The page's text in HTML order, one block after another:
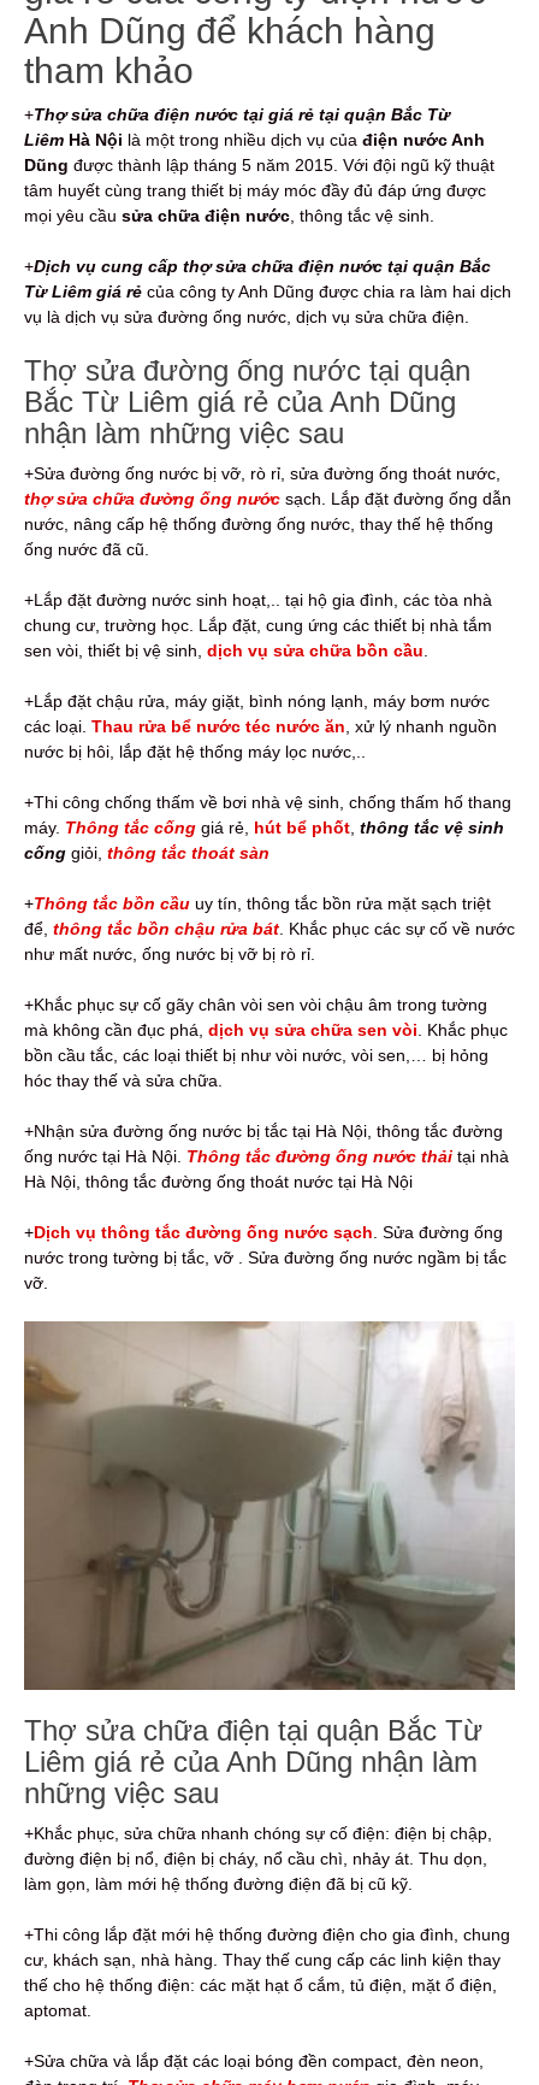
Anh Dũng để khách hàng
tham khảo
+Thợ sửa chữa điện nước tại giá rẻ tại quận Bắc Từ
Liêm Hà Nội là một trong nhiều dịch vụ của điện nước Anh
Dũng được thành lập tháng 5 năm 2015. Với đội ngũ kỹ thuật
tâm huyết cùng trang thiết bị máy móc đầy đủ đáp ứng được
mọi yêu cầu sửa chữa điện nước , thông tắc vệ sinh.
+Dịch vụ cung cấp thợ sửa chữa điện nước tại quận Bắc
Từ Liêm giá rẻ của công ty Anh Dũng được chia ra làm hai dịch
vụ là dịch vụ sửa đường ống nước, dịch vụ sửa chữa điện.
Thợ sửa đường ống nước tại quận
Bắc Từ Liêm giá rẻ của Anh Dũng
nhận làm những việc sau
+Sửa đường ống nước bị vỡ, rò rỉ, sửa đường ống thoát nước,
thợ sửa chữa đường ống nước sạch. Lắp đặt đường ống dẫn
nước, nâng cấp hệ thống đường ống nước, thay thế hệ thống
ống nước đã cũ.
+Lắp đặt đường nước sinh hoạt,.. tại hộ gia đình, các tòa nhà
chung cư, trường học. Lắp đặt, cung ứng các thiết bị nhà tắm
sen vòi, thiết bị vệ sinh, dịch vụ sửa chữa bồn cầu
+Lắp đặt chậu rửa, máy giặt, bình nóng lạnh, máy bơm nước
các loại. Thau rửa bể nước téc nước ăn , xử lý nhanh nguồn
nước bị hôi, lắp đặt hệ thống máy lọc nước,..
+Thi công chống thấm về bơi nhà vệ sinh, chống thấm hố thang
máy. Thông tắc cống giá rẻ, hút bể phốt thông tắc vệ sinh
cống giỏi, thông tắc thoát sàn
+Thông tắc bồn cầu uy tín, thông tắc bồn rửa mặt sạch triệt
để, thông tắc bồn chậu rửa bát . Khắc phục các sự cố về nước
như mất nước, ống nước bị vỡ bị rò rỉ.
+Khắc phục sự cố gãy chân vòi sen vòi chậu âm trong tường
mà không cần đục phá, dịch vụ sửa chữa sen vòi . Khắc phục
bồn cầu tắc, các loại thiết bị như vòi nước, vòi sen,… bị hỏng
hóc thay thế và sửa chữa.
+Nhận sửa đường ống nước bị tắc tại Hà Nội, thông tắc đường
ống nước tại Hà Nội. Thông tắc đường ống nước thải tại nhà
Hà Nội, thông tắc đường ống thoát nước tại Hà Nội
+Dịch vụ thông tắc đường ống nước sạch . Sửa đường ống
nước trong tường bị tắc, vỡ . Sửa đường ống nước ngầm bị tắc
vỡ.
Thợ sửa chữa điện tại quận Bắc Từ
Liêm giá rẻ của Anh Dũng nhận làm
những việc sau
+Khắc phục, sửa chữa nhanh chóng sự cố điện: điện bị chập,
đường điện bị nổ, điện bị cháy, nổ cầu chì, nhảy át. Thu dọn,
làm gọn, làm mới hệ thống đường điện đã bị cũ kỹ.
+Thi công lắp đặt mới hệ thống đường điện cho gia đình, chung
cư, khách sạn, nhà hàng. Thay thế cung cấp các linh kiện thay
thế cho hệ thống điện: các mặt hạt ổ cắm, tủ điện, mặt ổ điện,
aptomat.
+Sửa chữa và lắp đặt các loại bóng đền compact, đèn neon,